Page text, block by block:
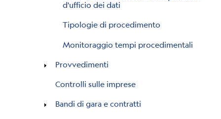
d'ufficio dei dati
Tipologie di procedimento
Monitoraggio tempi procedimentali
Provvedimenti
Controlli sulle imprese
Bandi di gara e contratti